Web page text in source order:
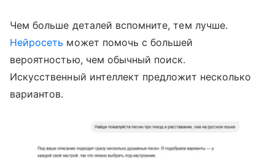
Чем больше деталей вспомните, тем лучше.
Нейросеть может помочь с большей
вероятностью, чем обычный поиск.
Искусственный интеллект предложит несколько
вариантов.